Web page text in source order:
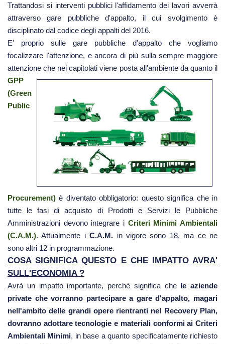
Trattandosi si interventi pubblici l'affidamento dei lavori avverrà
attraverso gare pubbliche d'appalto, il cui svolgimento è
disciplinato dal codice degli appalti del 2016.
E' proprio sulle gare pubbliche d'appalto che vogliamo
focalizzare l'attenzione, e ancora di più sulla sempre maggiore
attenzione che nei capitolati viene posta all'ambiente da quanto il
GPP
(Green
Public
Procurement) è diventato obbligatorio: questo significa che in
tutte le fasi di acquisto di Prodotti e Servizi le Pubbliche
Amministrazioni devono integrare i Criteri Minimi Ambientali
(C.A.M.). Attualmente iC.A.M. in vigore sono 18, ma ce ne
sono altri 12 in programmazione.
COSA SIGNIFICA QUESTO E CHE IMPATTO AVRA'
SULL'ECONOMIA ?
Avrà un impatto importante, perché significa che
le aziende
private che vorranno partecipare a gare d'appalto, magari
nell'ambito delle grandi opere rientranti nel Recovery Plan,
dovranno adottare tecnologie e materiali conformi ai Criteri
Ambientali Minimi, in base a quanto specificatamente richiesto